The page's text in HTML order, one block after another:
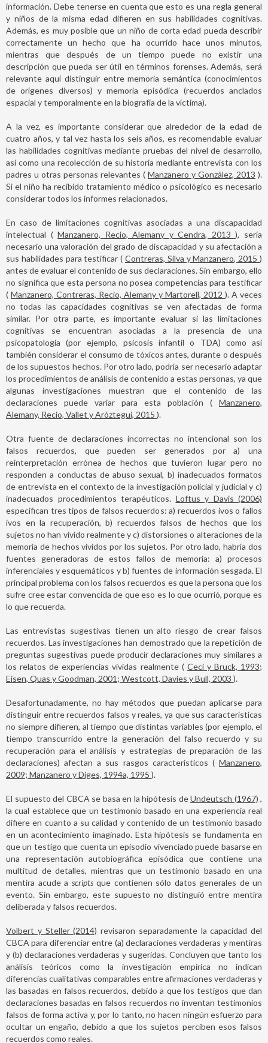
información. Debe tenerse en cuenta que esto es una regla general
y niños de la misma edad difieren en sus habilidades cognitivas.
Además, es muy posible que un niño de corta edad pueda describir
correctamente un hecho que ha ocurrido hace unos minutos,
mientras que después de un tiempo puede no existir una
descripción que pueda ser útil en términos forenses. Además, será
relevante aquí distinguir entre memoria semántica (conocimientos
de orígenes diversos) y memoria episódica (recuerdos anclados
espacial y temporalmente en la biografía de la víctima).
A la vez, es importante considerar que alrededor de la edad de
cuatro años, y tal vez hasta los seis años, es recomendable evaluar
las habilidades cognitivas mediante pruebas del nivel de desarrollo,
así como una recolección de su historia mediante entrevista con los
padres u otras personas relevantes ( Manzanero y González, 2013 ).
Si el niño ha recibido tratamiento médico o psicológico es necesario
considerar todos los informes relacionados.
En caso de limitaciones cognitivas asociadas a una discapacidad
intelectual (Manzanero, Recio, Alemany y Cendra, 2013), sería
necesario una valoración del grado de discapacidad y su afectación a
sus habilidades para testificar ( Contreras, Silva y Manzanero, 2015 )
antes de evaluar el contenido de sus declaraciones. Sin embargo, ello
no significa que esta persona no posea competencias para testificar
( Manzanero, Contreras, Recio, Alemany y Martorell, 2012 ). A veces
no todas las capacidades cognitivas se ven afectadas de forma
similar. Por otra parte, es importante evaluar si las limitaciones
cognitivas se encuentran asociadas a la presencia de una
psicopatología (por ejemplo, psicosis infantil o TDA) como así
también considerar el consumo de tóxicos antes, durante o después
de los supuestos hechos. Por otro lado, podría ser necesario adaptar
los procedimientos de análisis de contenido a estas personas, ya que
algunas investigaciones muestran que el contenido de las
declaraciones puede variar para esta población ( Manzanero,
Alemany, Recio, Vallet y Aróztegui, 2015 ).
Otra fuente de declaraciones incorrectas no intencional son los
falsos recuerdos, que pueden ser generados por a) una
reinterpretación errónea de hechos que tuvieron lugar pero no
responden a conductas de abuso sexual, b) inadecuados formatos
de entrevista en el contexto de la investigación policial y judicial y c)
inadecuados procedimientos terapéuticos. Loftus y Davis (2006)
especifican tres tipos de falsos recuerdos: a) recuerdos ivos o fallos
ivos en la recuperación, b) recuerdos falsos de hechos que los
sujetos no han vivido realmente y c) distorsiones o alteraciones de la
memoria de hechos vividos por los sujetos. Por otro lado, habría dos
fuentes generadoras de estos fallos de memoria: a) procesos
inferenciales y esquemáticos y b) fuentes de información sesgada. El
principal problema con los falsos recuerdos es que la persona que los
sufre cree estar convencida de que eso es lo que ocurrió, porque es
lo que recuerda.
Las entrevistas sugestivas tienen un alto riesgo de crear falsos
recuerdos. Las investigaciones han demostrado que la repetición de
preguntas sugestivas puede producir declaraciones muy similares a
los relatos de experiencias vividas realmente ( Ceci y Bruck, 1993;
Eisen, Quas y Goodman, 2001; Westcott, Davies y Bull, 2003 ).
Desafortunadamente, no hay métodos que puedan aplicarse para
distinguir entre recuerdos falsos y reales, ya que sus características
no siempre difieren, al tiempo que distintas variables (por ejemplo, el
tiempo transcurrido entre la generación del falso recuerdo y su
recuperación para el análisis y estrategias de preparación de las
declaraciones) afectan a sus rasgos característicos ( Manzanero,
2009; Manzanero y Diges, 1994a, 1995 ).
El supuesto del CBCA se basa en la hipótesis deUndeutsch (1967) ,
la cual establece que un testimonio basado en una experiencia real
difiere en cuanto a su calidad y contenido de un testimonio basado
en un acontecimiento imaginado. Esta hipótesis se fundamenta en
que un testigo que cuenta un episodio vivenciado puede basarse en
una representación autobiográfica episódica que contiene una
multitud de detalles, mientras que un testimonio basado en una
mentira acude a scriptsque contienen sólo datos generales de un
evento. Sin embargo, este supuesto no distinguió entre mentira
deliberada y falsos recuerdos.
Volbert y Steller (2014) revisaron separadamente la capacidad del
CBCA para diferenciar entre (a) declaraciones verdaderas y mentiras
y (b) declaraciones verdaderas y sugeridas. Concluyen que tanto los
análisis teóricos como la investigación empírica no indican
diferencias cualitativas comparables entre afirmaciones verdaderas y
las basadas en falsos recuerdos, debido a que los testigos que dan
declaraciones basadas en falsos recuerdos no inventan testimonios
falsos de forma activa y, por lo tanto, no hacen ningún esfuerzo para
ocultar un engaño, debido a que los sujetos perciben esos falsos
recuerdos como reales.